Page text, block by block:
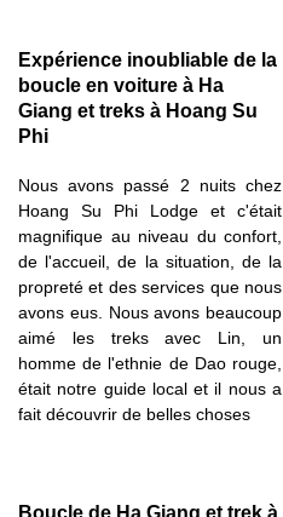
Expérience inoubliable de la
boucle en voiture à Ha
Giang et treks à Hoang Su
Phi
Nous avons passé 2 nuits chez
Hoang Su Phi Lodge et c'était
magnifique au niveau du confort,
de l'accueil, de la situation, de la
propreté et des services que nous
avons eus. Nous avons beaucoup
aimé les treks avec Lin, un
homme de l'ethnie de Dao rouge,
était notre guide local et il nous a
fait découvrir de belles choses